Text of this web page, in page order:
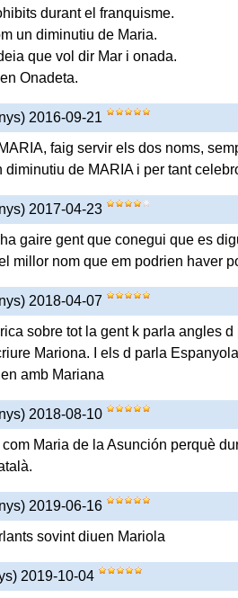
durant el franquisme.
un diminutiu de Maria.
que vol dir Mar i onada.
Onadeta.
2016-09-21
faig servir els dos noms,
diminutiu de MARIA i per tant
2017-04-23
gaire gent que conegui que es
millor nom que em podrien haver
2018-04-07
sobre tot la gent k parla angles
Mariona. I els d parla
amb Mariana
2018-08-10
Maria de la Asunción perquè
2019-06-16
sovint diuen Mariola
2019-10-04